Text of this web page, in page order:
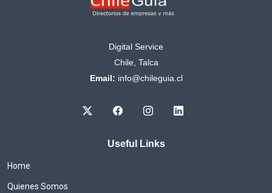
Digital Service
Chile, Talca
Email: info@chileguia.cl
Useful Links
Home
Quienes Somos